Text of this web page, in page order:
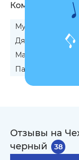
Кому подходит
Мужчине на 45-
Дяде на юбилей
Маме на 50-летие
Папе на 50-летие
Отзывы на
черный
38